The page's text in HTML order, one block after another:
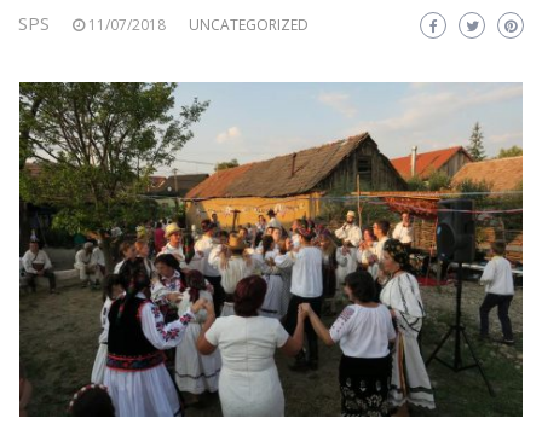
SPS 11/07/2018 UNCATEGORIZED